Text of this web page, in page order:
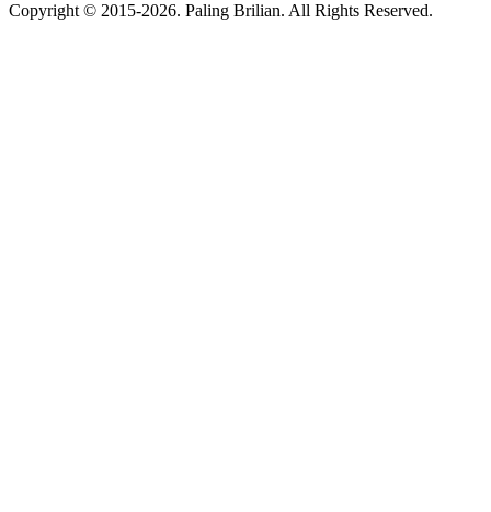
Copyright © 2015-2026. Paling Brilian. All Rights Reserved.